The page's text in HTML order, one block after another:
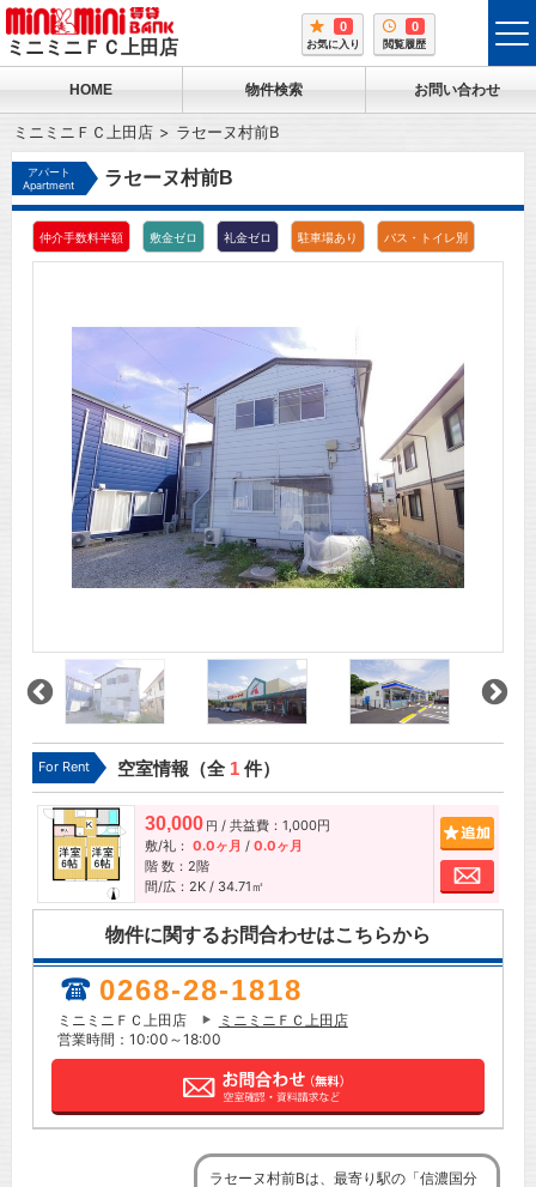
ミニミニＦＣ上田店
0
お気に入り
0
閲覧履歴
HOME 物件検索 お問い合わせ
ミニミニＦＣ上田店 ラセーヌ村前B
アパート
Apartment
ラセーヌ村前B
仲介手数料半額 敷金ゼロ 礼金ゼロ 駐車場あり バス・トイレ別
For Rent 空室情報（全 1件）
30,000 円 / 共益費：1,000円
敷/礼： 0.0ヶ月 / 0.0ヶ月
階 数：2階
間/広：2K / 34.71㎡
お問
物件に関するお問合わせはこちらから
0268-28-1818
ミニミニＦＣ上田店
ミニミニＦＣ上田店
営業時間：10:00～18:00
ラセーヌ村前Bは、最寄り駅の「信濃国分